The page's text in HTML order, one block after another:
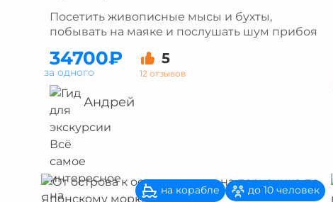
Посетить живописные мысы и бухты,
побывать на маяке и послушать шум прибоя
34700₽ 5
12 отзывов
за одного
Андрей
на корабле до 10 человек